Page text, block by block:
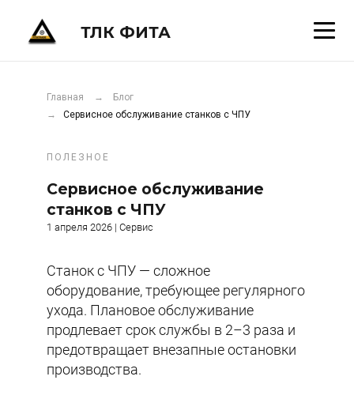
ТЛК ФИТА
Главная
→ Блог
→ Сервисное обслуживание станков с ЧПУ
ПОЛЕЗНОЕ
Сервисное обслуживание
станков с ЧПУ
1 апреля 2026 | Сервис
Станок с ЧПУ — сложное
оборудование, требующее регулярного
ухода. Плановое обслуживание
продлевает срок службы в 2–3 раза и
предотвращает внезапные остановки
производства.